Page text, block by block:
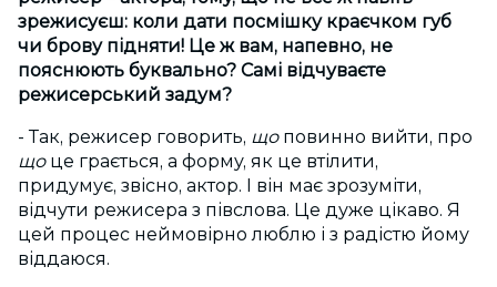
зрежисуєш: коли дати посмішку краєчком губ
чи брову підняти! Це ж вам, напевно, не
пояснюють буквально? Самі відчуваєте
режисерський задум?
- Так, режисер говорить, щоповинно вийти, про
щоце грається, а форму, як це втілити,
придумує, звісно, актор. І він має зрозуміти,
відчути режисера з півслова. Це дуже цікаво. Я
цей процес неймовірно люблю і з радістю йому
віддаюся.